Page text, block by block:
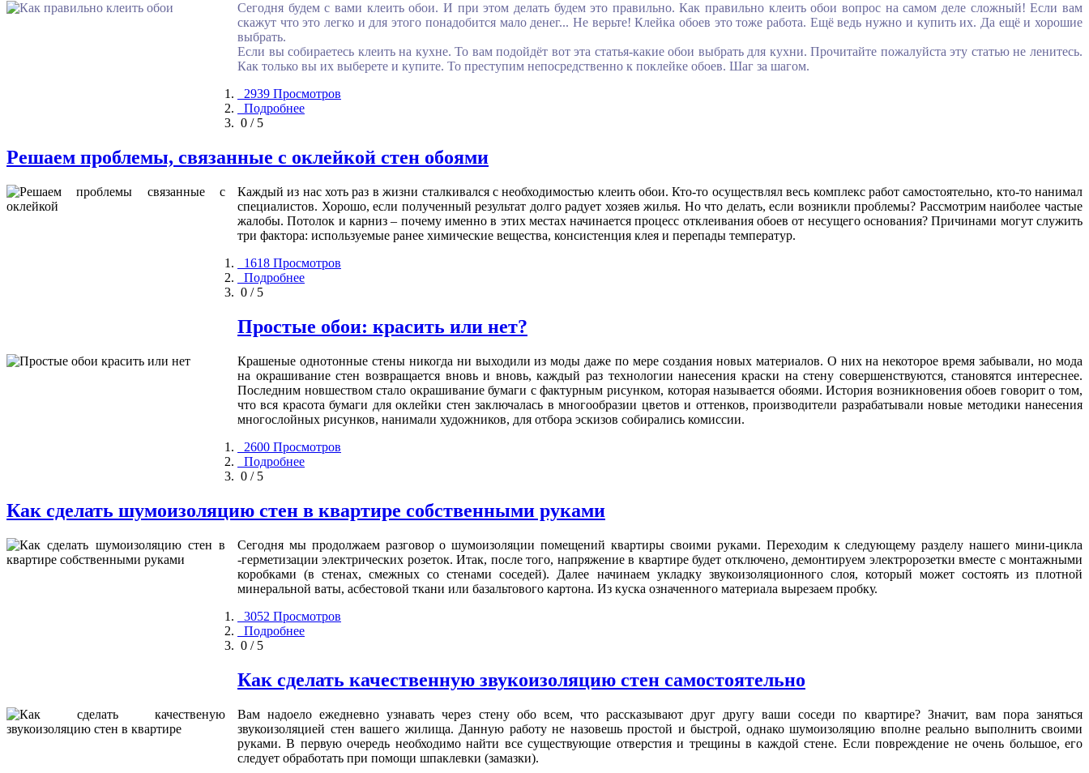
Сегодня будем с вами клеитьобои. И при этом делать будем это правильно. Как правильно клеить обои вопрос на самом деле сложный! Если вам
скажут что это легко и для этого понадобится мало денег... Не верьте! Клейка обоев это тоже работа. Ещё ведь нужно и купить их. Да ещё и хорошие
выбрать.
Если вы собираетесь клеить на кухне. То вам подойдёт вот эта статья-какие обои выбрать для кухни. Прочитайте пожалуйста эту статью не ленитесь.
Как только вы их выберете и купите. То преступим непосредственно к поклейке обоев. Шаг за шагом.
2939 Просмотров
Подробнее
0 / 5
Решаем проблемы, связанные с оклейкой стен обоями
Каждый из нас хоть раз в жизни сталкивался с необходимостью клеить обои. Кто-то осуществлял весь комплекс работ самостоятельно, кто-то нанимал
специалистов. Хорошо, если полученный результат долго радует хозяев жилья. Но что делать, если возникли проблемы? Рассмотрим наиболее частые
жалобы. Потолок и карниз – почему именно в этих местах начинается процесс отклеивания обоев от несущего основания? Причинами могут служить
три фактора: используемые ранее химические вещества, консистенция клея и перепады температур.
1618 Просмотров
Подробнее
0 / 5
Простые обои: красить или нет?
Крашеные однотонные стены никогда ни выходили из моды даже по мере создания новых материалов. О них на некоторое время забывали, но мода
на окрашивание стен возвращается вновь и вновь, каждый раз технологии нанесения краски на стену совершенствуются, становятся интереснее.
Последним новшеством стало окрашивание бумаги с фактурным рисунком, которая называется обоями. История возникновения обоев говорит о том,
что вся красота бумаги для оклейки стен заключалась в многообразии цветов и оттенков, производители разрабатывали новые методики нанесения
многослойных рисунков, нанимали художников, для отбора эскизов собирались комиссии.
2600 Просмотров
Подробнее
0 / 5
Как сделать шумоизоляцию стен в квартире собственными руками
Сегодня мы продолжаем разговор о шумоизоляции помещений квартиры своими руками. Переходим к следующему разделу нашего мини-цикла
-герметизации электрических розеток. Итак, после того, напряжение в квартире будет отключено, демонтируем электророзетки вместе с монтажными
коробками (в стенах, смежных со стенами соседей). Далее начинаем укладку звукоизоляционного слоя, который может состоять из плотной
минеральной ваты, асбестовой ткани или базальтового картона. Из куска означенного материала вырезаем пробку.
3052 Просмотров
Подробнее
0 / 5
Как сделать качественную звукоизоляцию стен самостоятельно
Вам надоело ежедневно узнавать через стену обо всем, что рассказывают друг другу ваши соседи по квартире? Значит, вам пора заняться
звукоизоляцией стен вашего жилища. Данную работу не назовешь простой и быстрой, однако шумоизоляцию вполне реально выполнить своими
руками. В первую очередь необходимо найти все существующие отверстия и трещины в каждой стене. Если повреждение не очень большое, его
следует обработать при помощи шпаклевки (замазки).